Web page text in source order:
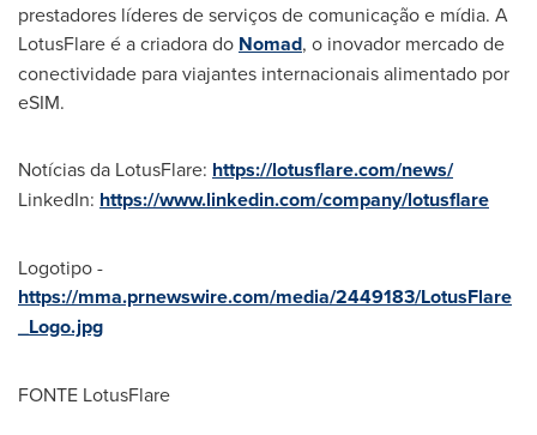
prestadores líderes de serviços de comunicação e mídia. A
LotusFlare é a criadora do Nomad, o inovador mercado de
conectividade para viajantes internacionais alimentado por
eSIM.
Notícias da LotusFlare: https://lotusflare.com/news/
LinkedIn: https://www.linkedin.com/company/lotusflare
Logotipo -
https://mma.prnewswire.com/media/2449183/LotusFlare
_Logo.jpg
FONTE LotusFlare